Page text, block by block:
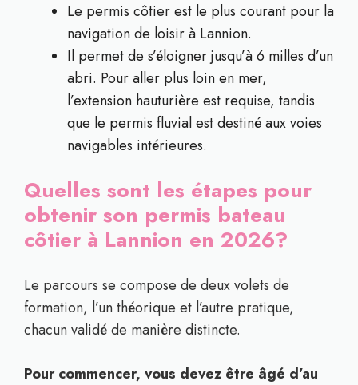
Le permis côtier est le plus courant pour la
navigation de loisir à Lannion.
Il permet de s’éloigner jusqu’à 6 milles d’un
abri. Pour aller plus loin en mer,
l’extension hauturière est requise, tandis
que le permis fluvial est destiné aux voies
navigables intérieures.
Quelles sont les étapes pour
obtenir son permis bateau
côtier à Lannion en 2026?
Le parcours se compose de deux volets de
formation, l’un théorique et l’autre pratique,
chacun validé de manière distincte.
Pour commencer, vous devez être âgé d’au